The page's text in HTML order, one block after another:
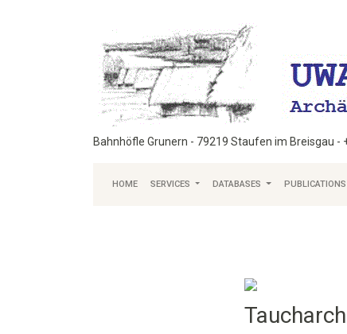
Bahnhöfle Grunern - 79219 Staufen im Breisgau
HOME SERVICES DATABASES PUBLICATIONS